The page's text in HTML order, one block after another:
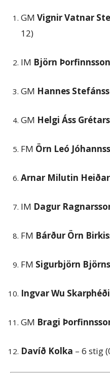
GM Vignir Vatnar
12)
IM Björn Þorfinnsson
GM Hannes
GM Helgi Áss
FM Örn Leó
Arnar Milutin
IM Dagur
FM Bárður Örn
FM Sigurbjörn
Ingvar Wu
GM Bragi
Davíð Kolka – 6 stig